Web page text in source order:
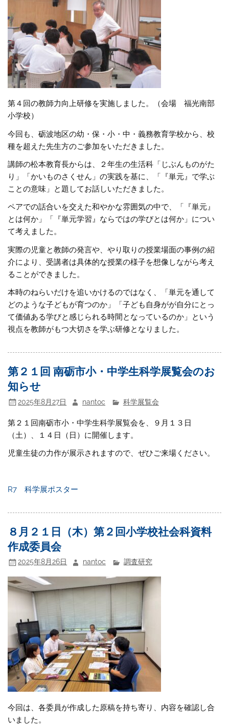
第４回の教師力向上研修を実施しました。（会場 福光南部
小学校）
今回も、砺波地区の幼・保・小・中・義務教育学校から、校
種を超えた先生方のご参加をいただきました。
講師の松本教育長からは、２年生の生活科「じぶんものがた
り」「かいものさくせん」の実践を基に、「『単元』で学ぶ
ことの意味」と題してお話しいただきました。
ペアでの話合いを交えた和やかな雰囲気の中で、「『単元』
とは何か」「『単元学習』ならではの学びとは何か」につい
て考えました。
実際の児童と教師の発言や、やり取りの授業場面の事例の紹
介により、受講者は具体的な授業の様子を想像しながら考え
ることができました。
本時のねらいだけを追いかけるのではなく、「単元を通して
どのような子どもが育つのか」「子ども自身がが自分にとっ
て価値ある学びと感じられる時間となっているのか」という
視点を教師がもつ大切さを学ぶ研修となりました。
第２１回 南砺市小・中学生科学展覧会のお
知らせ
2025年8月27日 nantoc 科学展覧会
第２１回南砺市小・中学生科学展覧会を、９月１３日
（土）、１４日（日）に開催します。
児童生徒の力作が展示されますので、ぜひご来場ください。
R7 科学展ポスター
８月２１日（木）第２回小学校社会科資料
作成委員会
2025年8月26日 nantoc 調査研究
今回は、各委員が作成した原稿を持ち寄り、内容を確認し合
いました。